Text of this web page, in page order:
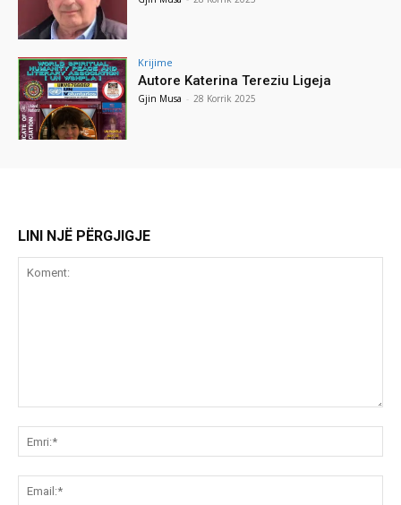
Krijime
Autore Katerina Tereziu Ligeja
Gjin Musa - 28 Korrik 2025
LINI NJË PËRGJIGJE